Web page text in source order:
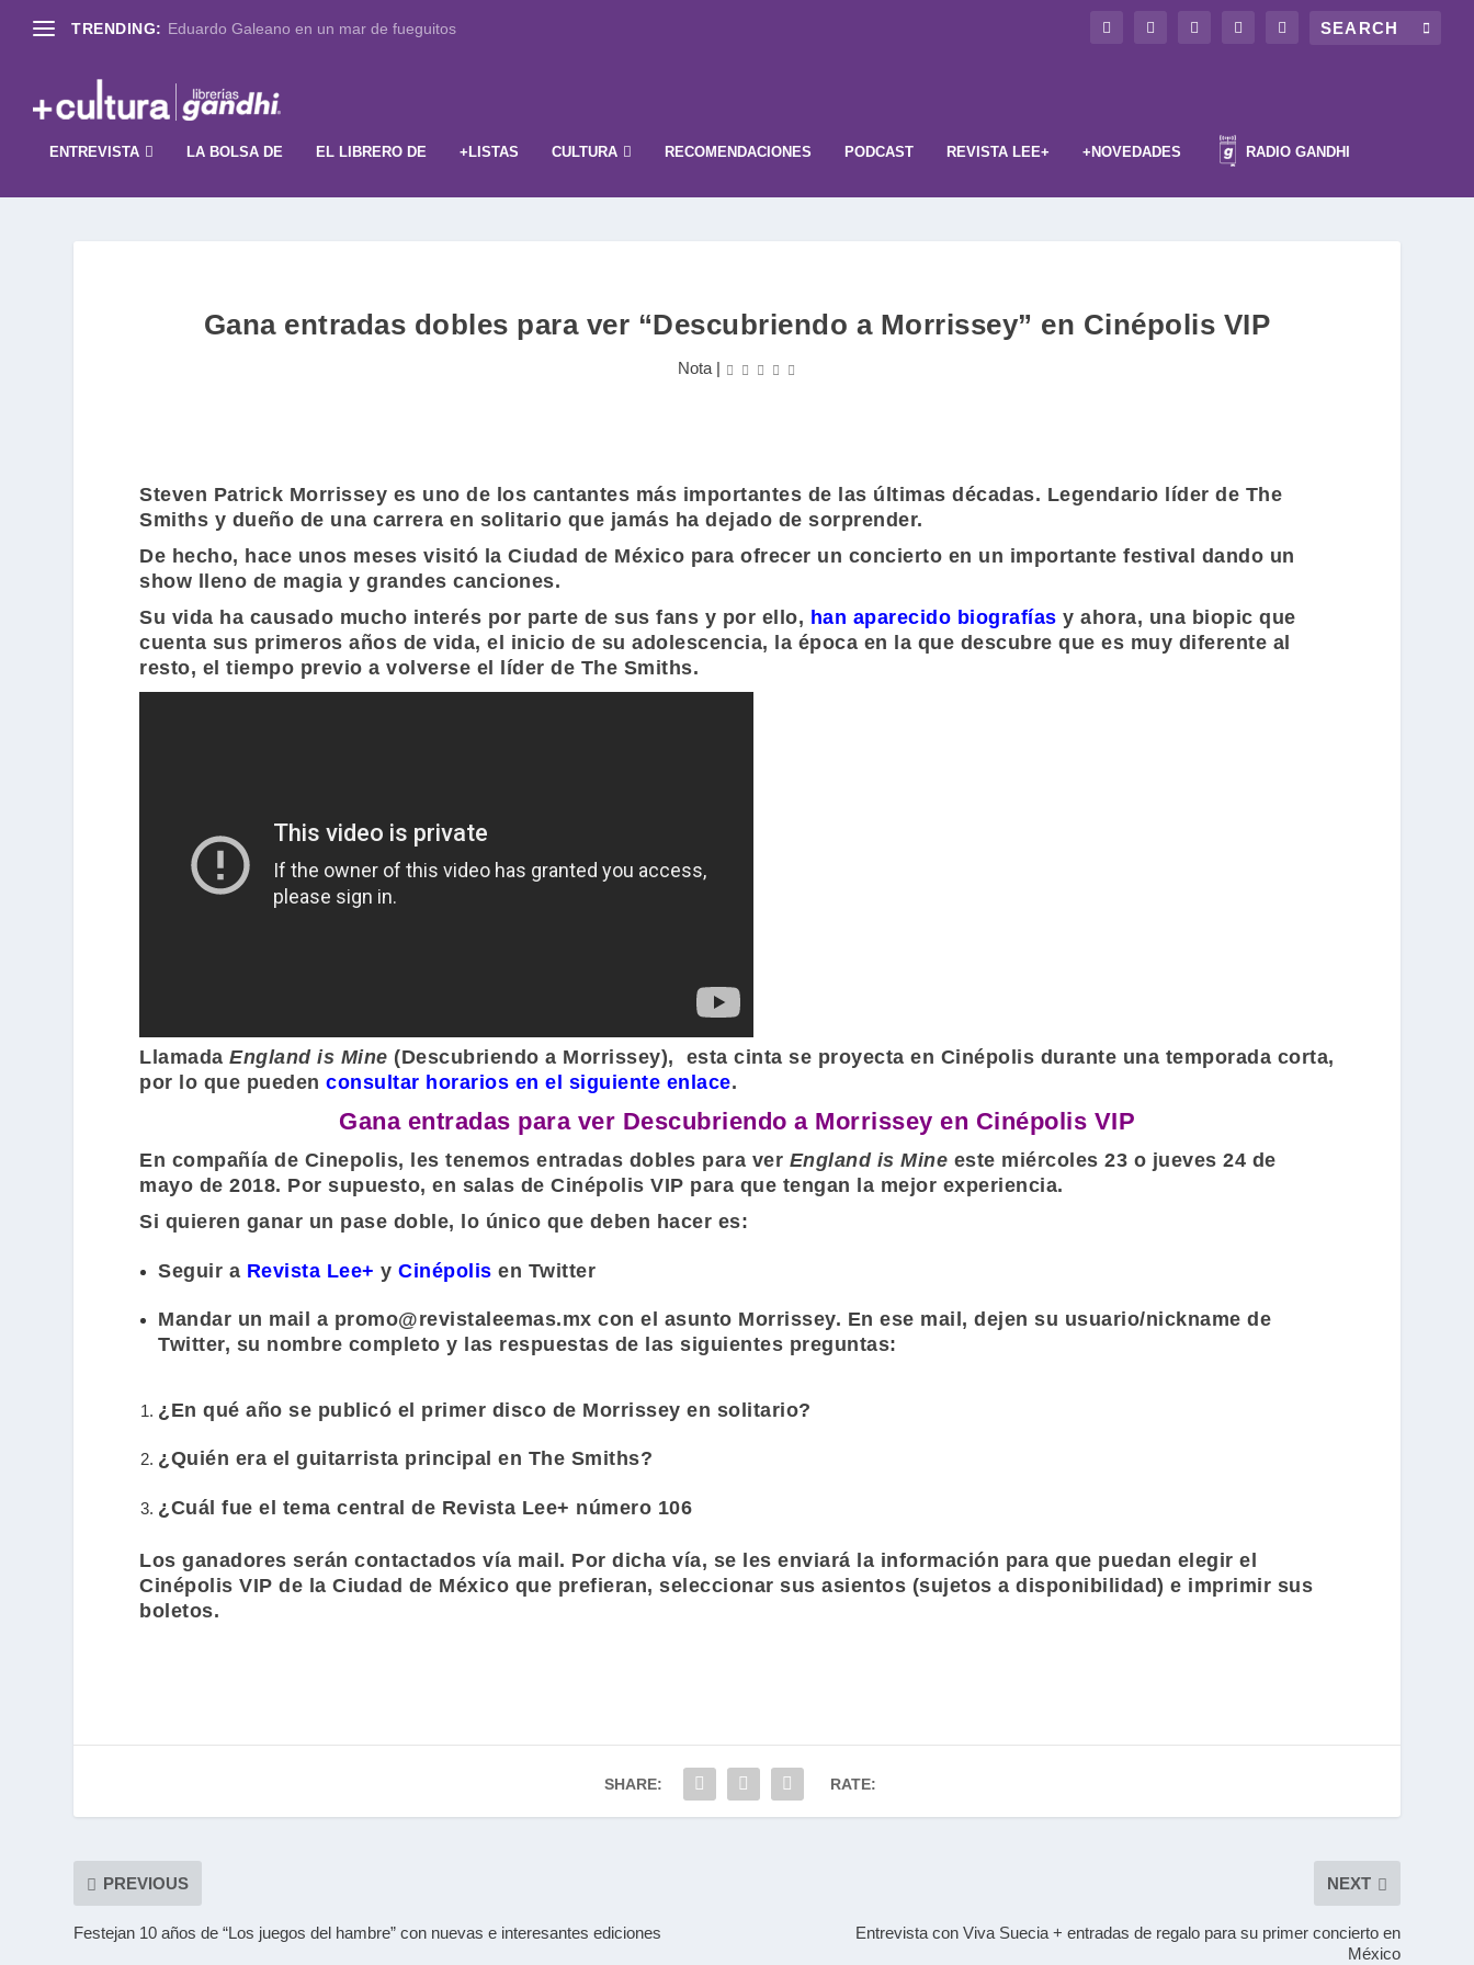
TRENDING: Eduardo Galeano en un mar de fueguitos
ENTREVISTA LA BOLSA DE EL LIBRERO DE +LISTAS CULTURA RECOMENDACIONES PODCAST REVISTA LEE+ +NOVEDADES RADIO GANDHI
Gana entradas dobles para ver “Descubriendo a Morrissey” en Cinépolis VIP
Nota|
Steven Patrick Morrissey es uno de los cantantes más importantes de las últimas décadas. Legendario líder de The
Smiths y dueño de una carrera en solitario que jamás ha dejado de sorprender.
De hecho, hace unos meses visitó la Ciudad de México para ofrecer un concierto en un importante festival dando un
show lleno de magia y grandes canciones.
Su vida ha causado mucho interés por parte de sus fans y por ello, han aparecido biografías y ahora, una biopic que
cuenta sus primeros años de vida, el inicio de su adolescencia, la época en la que descubre que es muy diferente al
resto, el tiempo previo a volverse el líder de The Smiths.
LlamadaEngland is Mine (Descubriendo a Morrissey), esta cinta se proyecta en Cinépolis durante una temporada corta,
por lo que puedenconsultar horarios en el siguiente enlace.
Gana entradas para ver Descubriendo a Morrissey en Cinépolis VIP
En compañía de Cinepolis, les tenemos entradas dobles para ver England is Mine este miércoles 23 o jueves 24 de
mayo de 2018. Por supuesto, en salas de Cinépolis VIP para que tengan la mejor experiencia.
Si quieren ganar un pase doble, lo único que deben hacer es:
Seguir a Revista Lee+ yCinépolis en Twitter
Mandar un mail a promo@revistaleemas.mx con el asunto Morrissey. En ese mail, dejen su usuario/nickname de
Twitter, su nombre completo y las respuestas de las siguientes preguntas:
¿En qué año se publicó el primer disco de Morrissey en solitario?
¿Quién era el guitarrista principal en The Smiths?
¿Cuál fue el tema central de Revista Lee+ número 106
Los ganadores serán contactados vía mail. Por dicha vía, se les enviará la información para que puedan elegir el
Cinépolis VIP de la Ciudad de México que prefieran, seleccionar sus asientos (sujetos a disponibilidad) e imprimir sus
boletos.
SHARE: RATE:
PREVIOUS
Festejan 10 años de “Los juegos del hambre” con nuevas e interesantes ediciones
NEXT
Entrevista con Viva Suecia + entradas de regalo para su primer concierto en
México